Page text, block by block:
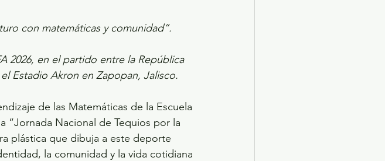
con matemáticas y comunidad”.
2026, en el partido entre la República
Estadio Akron en Zapopan, Jalisco.
de las Matemáticas de la Escuela
“Jornada Nacional de Tequios por la
plástica que dibuja a este deporte
la comunidad y la vida cotidiana